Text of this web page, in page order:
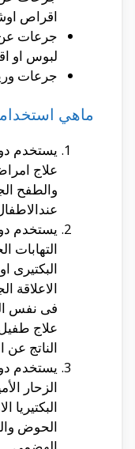
اقراص
جرعات
لبوس او
جرعات
ماهي
يستخدم
علاج
والطفح
يستخدم
التهابات
البكتيرى
الاعلاقة
فى نفس
علاج
الناتج عن
يستخدم
الزحار
البكتيريا
الحوض